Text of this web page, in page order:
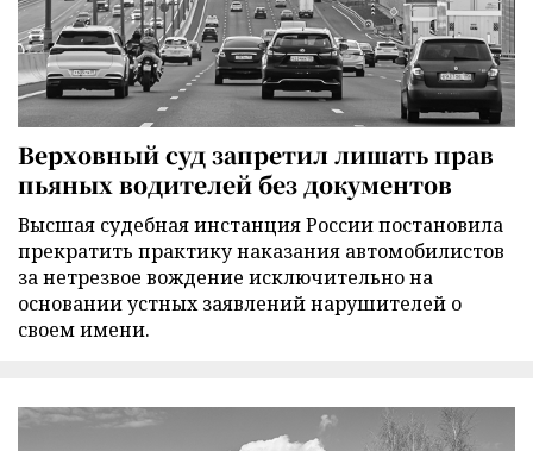
Верховный суд запретил лишать прав
пьяных водителей без документов
Высшая судебная инстанция России постановила
прекратить практику наказания автомобилистов
за нетрезвое вождение исключительно на
основании устных заявлений нарушителей о
своем имени.